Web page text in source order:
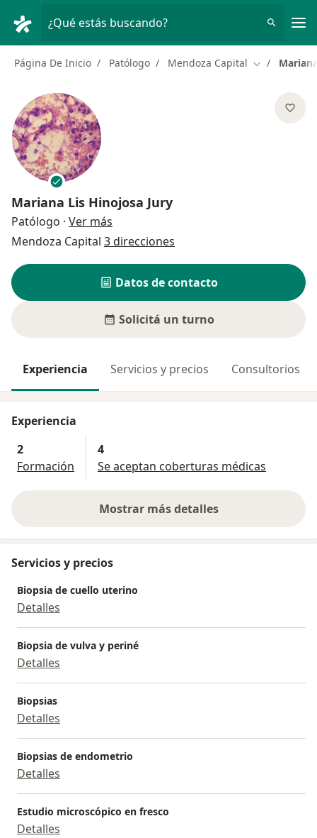
¿Qué estás buscando?
Página De Inicio Patólogo Mendoza Capital Cambiar de
Mariana Lis Hinojosa Jury
Patólogo · Ver más
Mendoza Capital 3 direcciones
Datos de contacto
Solicitá un turno
Experiencia Servicios y precios Consultorios
Experiencia
2
Formación
4
Se aceptan coberturas médicas
Mostrar más detalles
sobre la experiencia
Servicios y precios
Biopsia de cuello uterino
Detalles
Biopsia de vulva y periné
Detalles
Biopsias
Detalles
Biopsias de endometrio
Detalles
Estudio microscópico en fresco
Detalles